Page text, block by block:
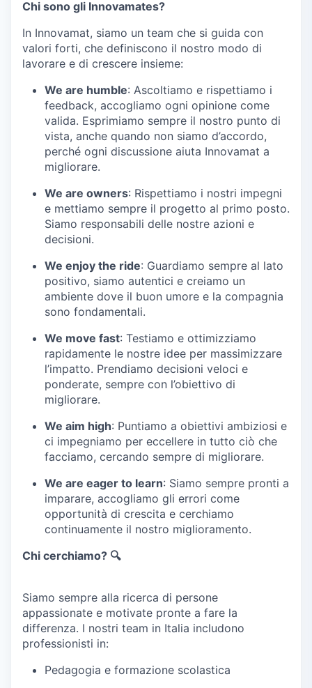
Chi sono gli Innovamates?
In Innovamat, siamo un team che si guida con
valori forti, che definiscono il nostro modo di
lavorare e di crescere insieme:
We are humble: Ascoltiamo e rispettiamo i
feedback, accogliamo ogni opinione come
valida. Esprimiamo sempre il nostro punto di
vista, anche quando non siamo d’accordo,
perché ogni discussione aiuta Innovamat a
migliorare.
We are owners: Rispettiamo i nostri impegni
e mettiamo sempre il progetto al primo posto.
Siamo responsabili delle nostre azioni e
decisioni.
We enjoy the ride: Guardiamo sempre al lato
positivo, siamo autentici e creiamo un
ambiente dove il buon umore e la compagnia
sono fondamentali.
We move fast: Testiamo e ottimizziamo
rapidamente le nostre idee per massimizzare
l’impatto. Prendiamo decisioni veloci e
ponderate, sempre con l’obiettivo di
migliorare.
We aim high: Puntiamo a obiettivi ambiziosi e
ci impegniamo per eccellere in tutto ciò che
facciamo, cercando sempre di migliorare.
We are eager to learn: Siamo sempre pronti a
imparare, accogliamo gli errori come
opportunità di crescita e cerchiamo
continuamente il nostro miglioramento.
Chi cerchiamo? 🔍
Siamo sempre alla ricerca di persone
appassionate e motivate pronte a fare la
differenza. I nostri team in Italia includono
professionisti in:
Pedagogia e formazione scolastica